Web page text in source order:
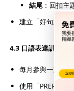
結尾 ：回扣主
建立「好句庫」
4.3 口語表達訓練
每月參與一次小
使用「PREP答題